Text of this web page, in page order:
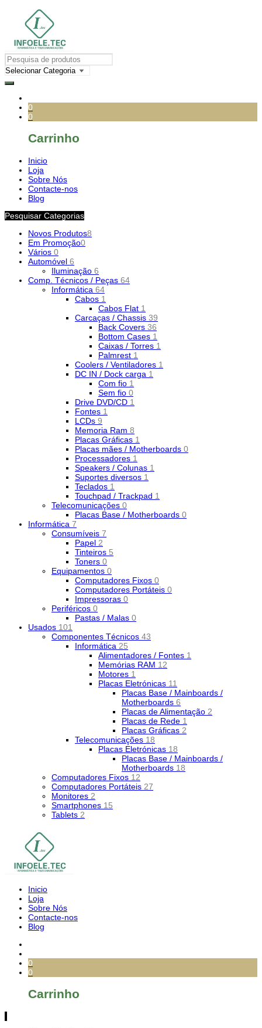
0
0
Carrinho
Inicio
Loja
Sobre Nós
Contacte-nos
Blog
Pesquisar Categorias
Novos Produtos8
Em Promoção0
Vários 0
Automóvel 6
Iluminação 6
Comp. Técnicos / Peças 64
Informática 64
Cabos 1
Cabos Flat 1
Carcaças / Chassis 39
Back Covers 36
Bottom Cases 1
Caixas / Torres 1
Palmrest 1
Coolers / Ventiladores 1
DC IN / Dock carga 1
Com fio 1
Sem fio 0
Drive DVD/CD 1
Fontes 1
LCDs 9
Memoria Ram 8
Placas Gráficas 1
Placas mães / Motherboards 0
Processadores 1
Speakers / Colunas 1
Suportes diversos 1
Teclados 1
Touchpad / Trackpad 1
Telecomunicações 0
Placas Base / Motherboards 0
Informática 7
Consumíveis 7
Papel 2
Tinteiros 5
Toners 0
Equipamentos 0
Computadores Fixos 0
Computadores Portáteis 0
Impressoras 0
Periféricos 0
Pastas / Malas 0
Usados 101
Componentes Técnicos 43
Informática 25
Alimentadores / Fontes 1
Memórias RAM 12
Motores 1
Placas Eletrónicas 11
Placas Base / Mainboards /
Motherboards 6
Placas de Alimentação 2
Placas de Rede 1
Placas Gráficas 2
Telecomunicações 18
Placas Eletrónicas 18
Placas Base / Mainboards /
Motherboards 18
Computadores Fixos 12
Computadores Portáteis 27
Monitores 2
Smartphones 15
Tablets 2
Inicio
Loja
Sobre Nós
Contacte-nos
Blog
0
0
Carrinho